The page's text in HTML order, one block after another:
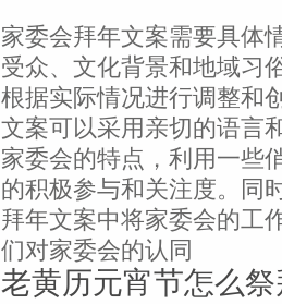
家委会拜年文案需要具体
受众、文化背景和地域习
根据实际情况进行调整和
文案可以采用亲切的语言
家委会的特点，利用一些
的积极参与和关注度。同
拜年文案中将家委会的工
们对家委会的认同
老黄历元宵节怎么